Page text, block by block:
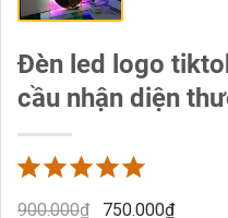
Đèn led logo
cầu nhận diện
900.000₫ 750.000₫